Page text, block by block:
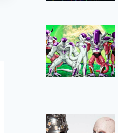
Expediente
Warren